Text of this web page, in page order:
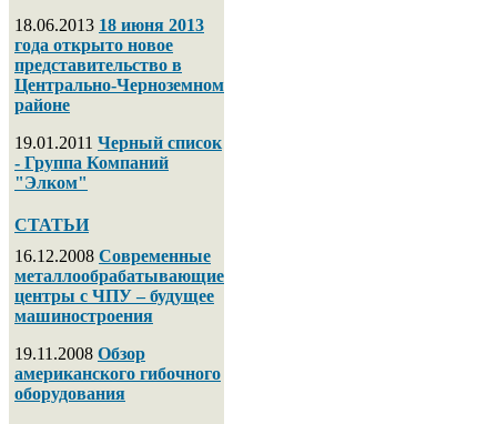
18.06.2013 18 июня 2013
года открыто новое
представительство в
Центрально-Черноземном
районе
19.01.2011 Черный список
- Группа Компаний
"Элком"
СТАТЬИ
16.12.2008 Современные
металлообрабатывающие
центры с ЧПУ – будущее
машиностроения
19.11.2008 Обзор
американского гибочного
оборудования